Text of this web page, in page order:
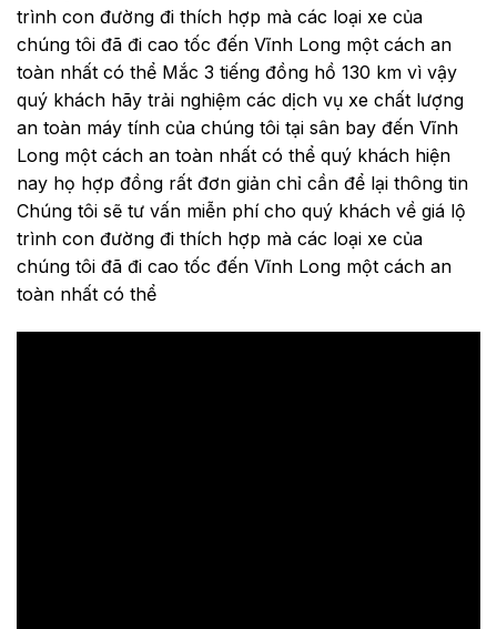
trình con đường đi thích hợp mà các loại xe của
chúng tôi đã đi cao tốc đến Vĩnh Long một cách an
toàn nhất có thể Mắc 3 tiếng đồng hồ 130 km vì vậy
quý khách hãy trải nghiệm các dịch vụ xe chất lượng
an toàn máy tính của chúng tôi tại sân bay đến Vĩnh
Long một cách an toàn nhất có thể quý khách hiện
nay họ hợp đồng rất đơn giản chỉ cần để lại thông tin
Chúng tôi sẽ tư vấn miễn phí cho quý khách về giá lộ
trình con đường đi thích hợp mà các loại xe của
chúng tôi đã đi cao tốc đến Vĩnh Long một cách an
toàn nhất có thể